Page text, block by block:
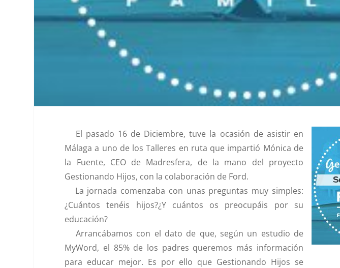
El pasado 16 de Diciembre, tuve la ocasión de asistir en
Málaga a uno de losTalleres en ruta que impartió Mónica de
la Fuente, CEO de Madresfera, de la mano del proyecto
Gestionando Hijos, con la colaboración de Ford.
La jornada comenzaba con unas preguntas muy simples:
¿Cuántos tenéis hijos?¿Y cuántos os preocupáis por su
educación?
Arrancábamos con el dato de que, según un estudio de
MyWord, el 85% de los padres queremos más información
para educar mejor. Es por ello que Gestionando Hijos se